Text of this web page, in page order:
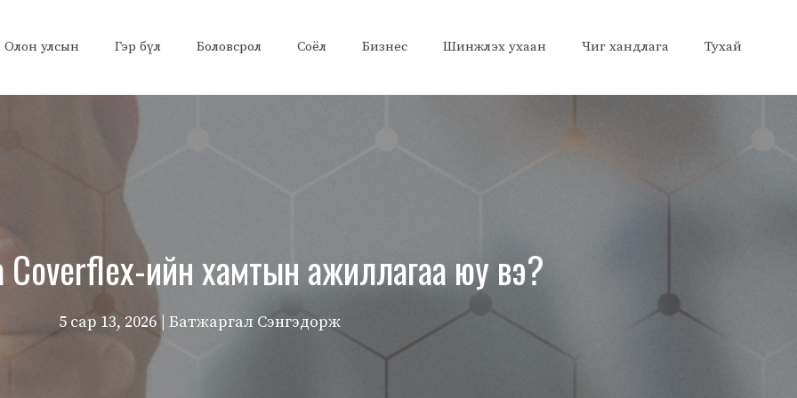
Олон улсын Гэр бүл Боловсрол Соёл Бизнес Шинжлэх ухаан Чиг хандлага Тухай
Coverflex-ийн хамтын ажиллагаа юу вэ?
5 сар 13, 2026 | Батжаргал Сэнгэдорж